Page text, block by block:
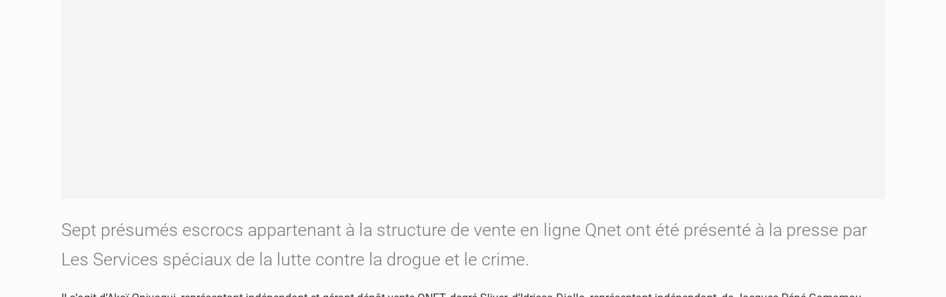
Sept présumés escrocs appartenant à la structure de vente en ligne Qnet ont été présenté à la presse par
Les Services spéciaux de la lutte contre la drogue et le crime.